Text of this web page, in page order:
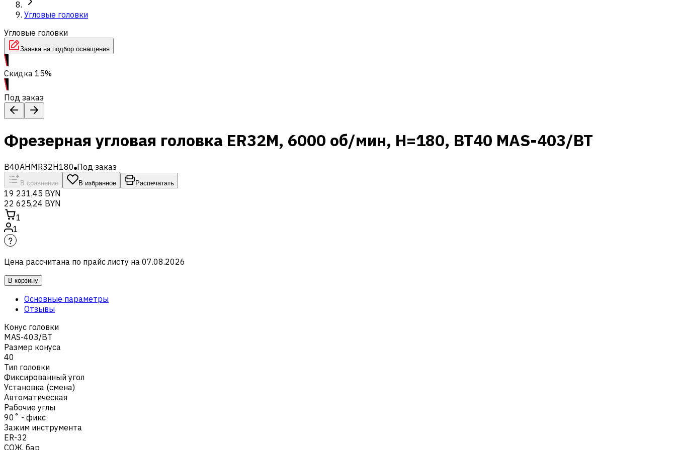
Угловые головки
Угловые головки
Заявка на подбор оснащения
Скидка 15%
Под заказ
Фрезерная угловая головка ER32M, 6000 об/мин, H=180, BT40 MAS-403/BT
B40AHMR32H180 Под заказ
В сравнение В избранное Распечатать
19 231,45 BYN
22 625,24 BYN
1
1
Цена рассчитана по прайс листу на 07.08.2026
В корзину
Основные параметры
Отзывы
Конус головки
MAS-403/BT
Размер конуса
40
Тип головки
Фиксированный угол
Установка (смена)
Автоматическая
Рабочие углы
90˚ - фикс
Зажим инструмента
ER-32
СОЖ, бар